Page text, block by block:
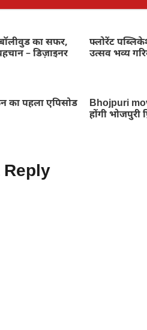
का सफर,
– डिज़ाइनर
फ्लोरेंट
उत्सव भव्य
का पहला एपिसोड
Bhojpuri
होंगी भोजपुरी
Reply